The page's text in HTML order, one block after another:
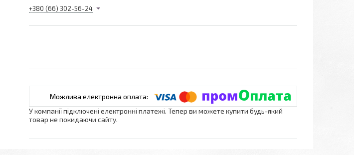
+380 (66) 302-56-24
У компанії підключені електронні платежі. Тепер ви можете купити будь-який
товар не покидаючи сайту.